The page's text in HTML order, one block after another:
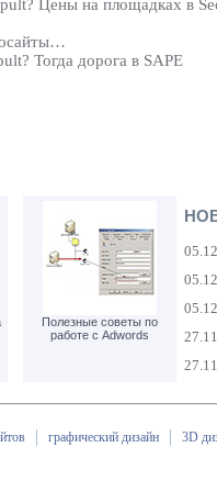
Цены на площадках в
Тогда дорога в SAPE
Полезные советы по
работе с Adwords
графический дизайн 3D